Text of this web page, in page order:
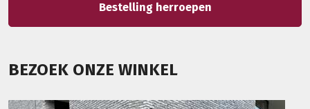
Bestelling herroepen
BEZOEK ONZE WINKEL